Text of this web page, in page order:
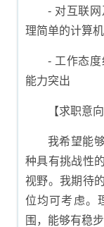
- 对互联
理简单的计算
- 工作态
能力突出
【求职意向
我希望能
种具有挑战性
视野。我期待
位均可考虑。
围，能够有稳